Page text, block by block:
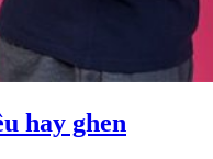
hay ghen